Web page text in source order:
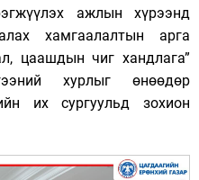
ажлын хүрээнд
хамгаалалтын арга
цаашдын чиг хандлага”
хурлыг өнөөдөр
их сургуульд зохион